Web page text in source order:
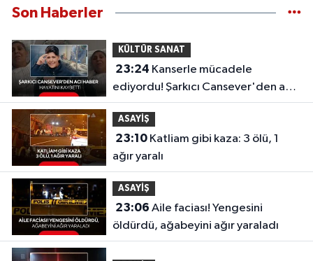
Son Haberler
KÜLTÜR SANAT
23:24
ediyordu! Şarkıcı Cansever'den acı
haber, hayatını kaybetti
ASAYİŞ
23:10Katliam gibi kaza: 3 ölü, 1
ağır yaralı
ASAYİŞ
23:06
öldürdü, ağabeyini ağır yaraladı